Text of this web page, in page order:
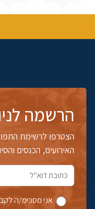
הרשמה
הצטרפו לרשימת
האירועים, הכנסים
אני מסכימ/ה